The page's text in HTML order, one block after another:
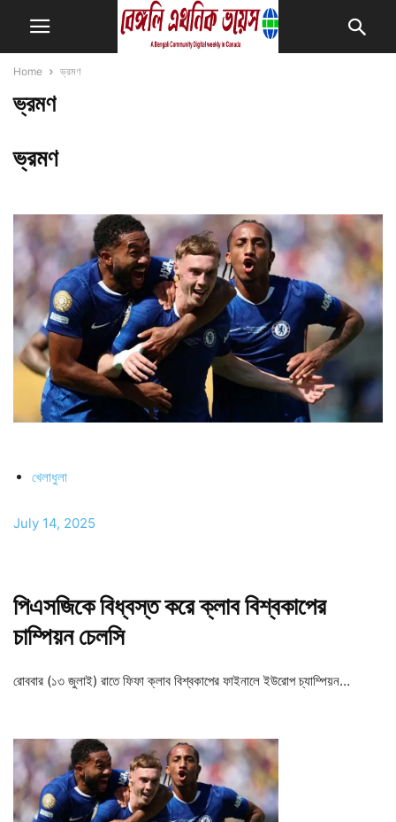
Home ভ্রমণ
ভ্রমণ
ভ্রমণ
খেলাধুলা
July 14, 2025
পিএসজিকে বিধ্বস্ত করে ক্লাব বিশ্বকাপের
চাম্পিয়ন চেলসি
রোববার (১৩ জুলাই) রাতে ফিফা ক্লাব বিশ্বকাপের ফাইনালে ইউরোপ চ্যাম্পিয়ন…